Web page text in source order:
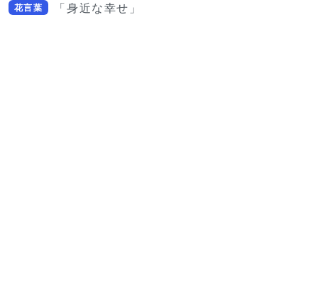
花言葉 「身近な幸せ」